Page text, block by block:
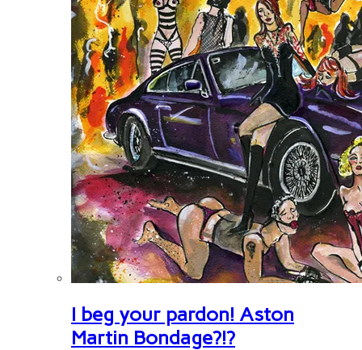
I beg your pardon! Aston
Martin Bondage?!?